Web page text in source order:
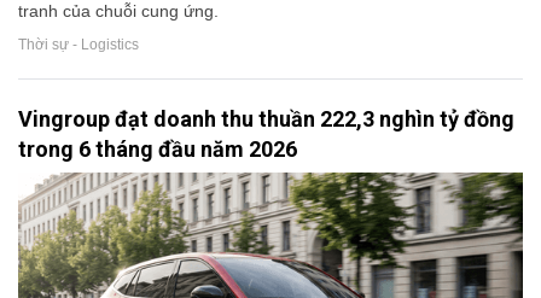
tranh của chuỗi cung ứng.
Thời sự - Logistics
Vingroup đạt doanh thu thuần 222,3 nghìn tỷ đồng
trong 6 tháng đầu năm 2026